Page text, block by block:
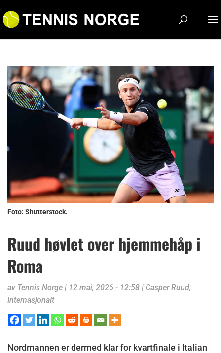
Foto: Shutterstock.
Ruud høvlet over hjemmehåp i
Roma
av Tennis Norge | 12 mai, 2026 - 12:58 | Casper Ruud,
Internasjonalt
Nordmannen er dermed klar for kvartfinale i Italian